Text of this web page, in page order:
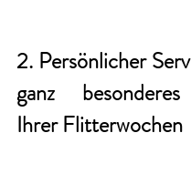
2. Persönlicher
ganz
Ihrer Flitterwochen